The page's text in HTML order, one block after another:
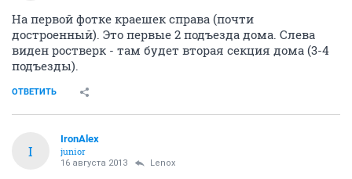
На первой фотке краешек справа (почти
достроенный). Это первые 2 подъезда дома. Слева
виден ростверк - там будет вторая секция дома (3-4
подъезды).
ОТВЕТИТЬ
I
IronAlex
junior
16 августа 2013 Lenox